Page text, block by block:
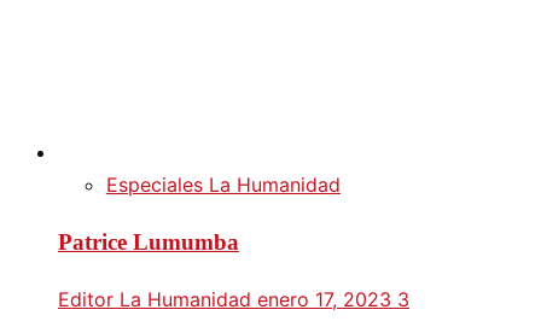
Especiales La Humanidad
Patrice Lumumba
Editor La Humanidad enero 17, 2023 3